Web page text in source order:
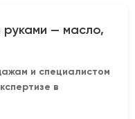
— масло,
и специалистом
в